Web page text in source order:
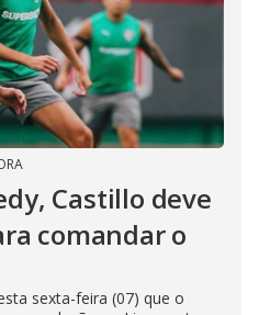
Castillo deve
comandar o
sexta-feira (07) que o